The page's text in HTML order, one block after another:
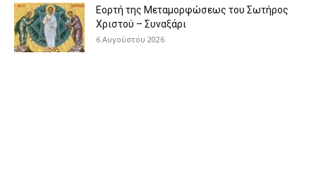
Εορτή της Μεταμορφώσεως του Σωτήρος
Χριστού – Συναξάρι
6 Αυγούστου 2026